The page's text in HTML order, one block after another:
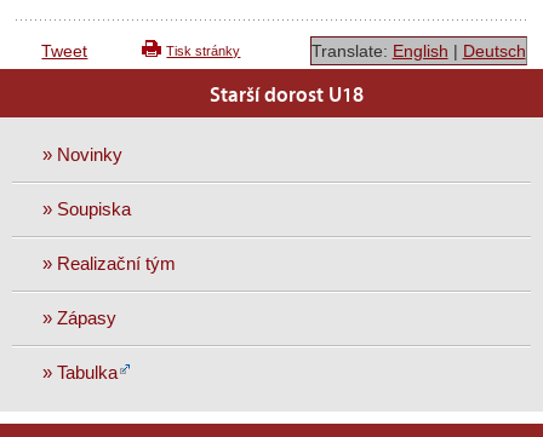
Tweet Tisk stránky Translate: English | Deutsch
Starší dorost U18
» Novinky
» Soupiska
» Realizační tým
» Zápasy
» Tabulka